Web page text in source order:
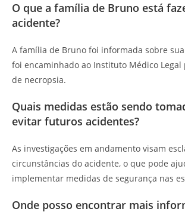
O que a família de Bruno está
acidente?
A família de Bruno foi informada sobre
foi encaminhado ao Instituto Médico Legal
de necropsia.
Quais medidas estão sendo
evitar futuros acidentes?
As investigações em andamento visam
circunstâncias do acidente, o que pode
implementar medidas de segurança nas
Onde posso encontrar mais